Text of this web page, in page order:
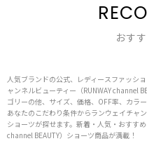
おす
人気ブランドの公式、レディースファッシ
ャンネルビューティー（RUNWAY channel
ゴリーの他、サイズ、価格、OFF率、カラー
あなたのこだわり条件からランウェイチャ
ショーツが探せます。新着・人気・おすす
channel BEAUTY）ショーツ商品が満載！